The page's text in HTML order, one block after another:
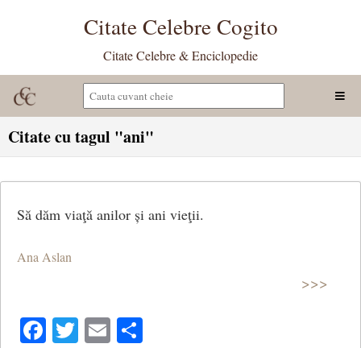
Citate Celebre Cogito
Citate Celebre & Enciclopedie
Citate cu tagul "ani"
Să dăm viaţă anilor și ani vieţii.
Ana Aslan
>>>
Facebook
Twitter
Email